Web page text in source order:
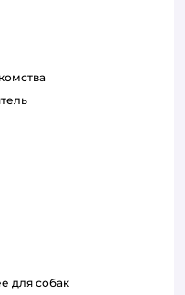
для собак